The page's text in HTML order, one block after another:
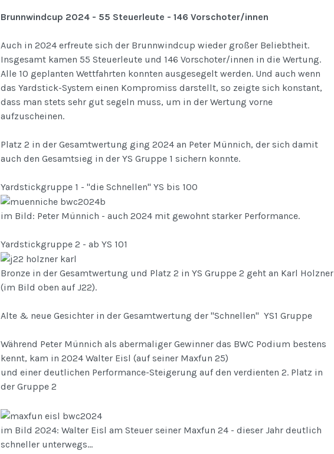
Brunnwindcup 2024 - 55 Steuerleute - 146 Vorschoter/innen
Auch in 2024 erfreute sich der Brunnwindcup wieder großer Beliebtheit.
Insgesamt kamen 55 Steuerleute und 146 Vorschoter/innen in die Wertung.
Alle 10 geplanten Wettfahrten konnten ausgesegelt werden. Und auch wenn
das Yardstick-System einen Kompromiss darstellt, so zeigte sich konstant,
dass man stets sehr gut segeln muss, um in der Wertung vorne
aufzuscheinen.
Platz 2 in der Gesamtwertung ging 2024 an Peter Münnich, der sich damit
auch den Gesamtsieg in der YS Gruppe 1 sichern konnte.
Yardstickgruppe 1 - "die Schnellen" YS bis 100
im Bild: Peter Münnich - auch 2024 mit gewohnt starker Performance.
Yardstickgruppe 2 - ab YS 101
Bronze in der Gesamtwertung und Platz 2 in YS Gruppe 2 geht an Karl Holzner
(im Bild oben auf J22).
Alte & neue Gesichter in der Gesamtwertung der "Schnellen" YS1 Gruppe
Während Peter Münnich als abermaliger Gewinner das BWC Podium bestens
kennt, kam in 2024 Walter Eisl (auf seiner Maxfun 25)
und einer deutlichen Performance-Steigerung auf den verdienten 2. Platz in
der Gruppe 2
im Bild 2024: Walter Eisl am Steuer seiner Maxfun 24 - dieser Jahr deutlich
schneller unterwegs...